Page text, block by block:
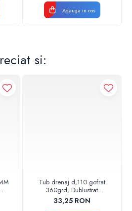
Adauga in cos
si:
Tub drenaj d,110 gofrat
360grd, Dublustrat
verde/negru 110152 Drainkit
33,25 RON